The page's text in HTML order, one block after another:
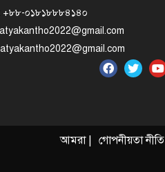
+৮৮-০১৮১৮৮৮৪১৪০
আমরা | গোপনীয়তা নীতি |